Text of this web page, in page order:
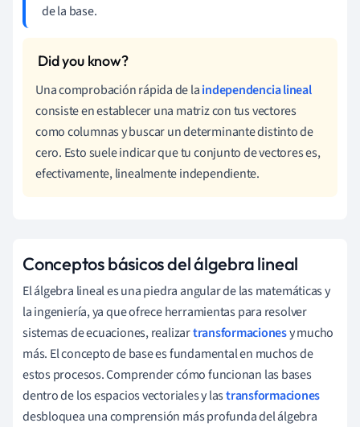
de la base.
Una comprobación rápida de laindependencia lineal
consiste en establecer una matriz con tus vectores
como columnas y buscar un determinante distinto de
cero. Esto suele indicar que tu conjunto de vectores es,
efectivamente, linealmente independiente.
Conceptos básicos del álgebra lineal
El álgebra lineal es una piedra angular de las matemáticas y
la ingeniería, ya que ofrece herramientas para resolver
sistemas de ecuaciones, realizartransformacionesy mucho
más. El concepto de base es fundamental en muchos de
estos procesos. Comprender cómo funcionan las bases
dentro de los espacios vectoriales y lastransformaciones
desbloquea una comprensión más profunda del álgebra